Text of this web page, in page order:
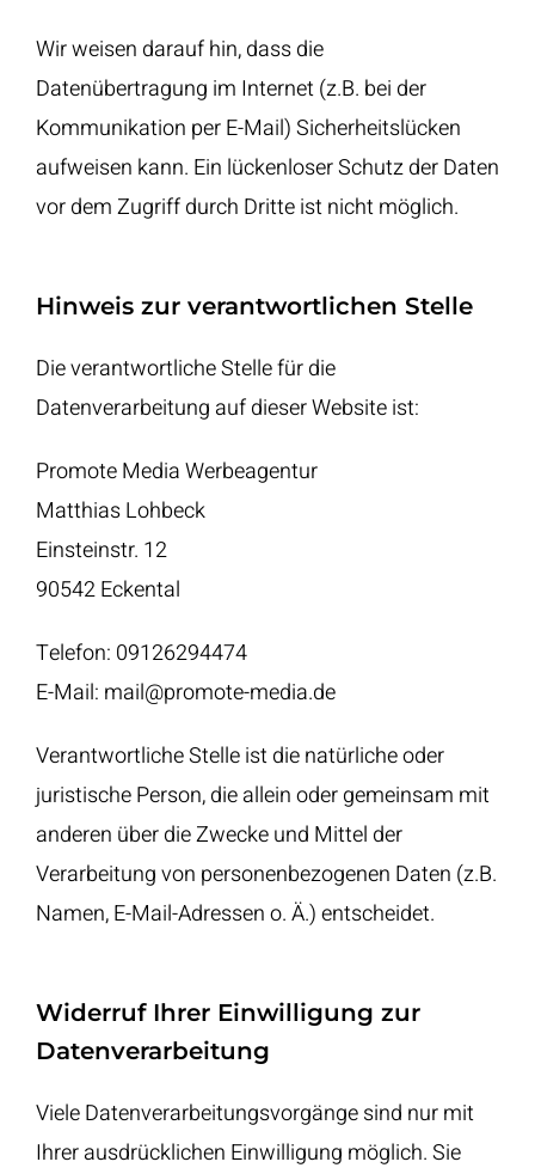
Wir weisen darauf hin, dass die
Datenübertragung im Internet (z.B. bei der
Kommunikation per E-Mail) Sicherheitslücken
aufweisen kann. Ein lückenloser Schutz der Daten
vor dem Zugriff durch Dritte ist nicht möglich.
Hinweis zur verantwortlichen Stelle
Die verantwortliche Stelle für die
Datenverarbeitung auf dieser Website ist:
Promote Media Werbeagentur
Matthias Lohbeck
Einsteinstr. 12
90542 Eckental
Telefon: 09126294474
E-Mail: mail@promote-media.de
Verantwortliche Stelle ist die natürliche oder
juristische Person, die allein oder gemeinsam mit
anderen über die Zwecke und Mittel der
Verarbeitung von personenbezogenen Daten (z.B.
Namen, E-Mail-Adressen o. Ä.) entscheidet.
Widerruf Ihrer Einwilligung zur
Datenverarbeitung
Viele Datenverarbeitungsvorgänge sind nur mit
Ihrer ausdrücklichen Einwilligung möglich. Sie